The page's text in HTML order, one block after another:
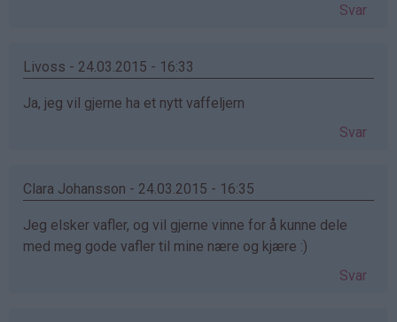
Svar
Livoss - 24.03.2015 - 16:33
Ja, jeg vil gjerne ha et nytt vaffeljern
Svar
Clara Johansson - 24.03.2015 - 16:35
Jeg elsker vafler, og vil gjerne vinne for å kunne dele
med meg gode vafler til mine nære og kjære :)
Svar